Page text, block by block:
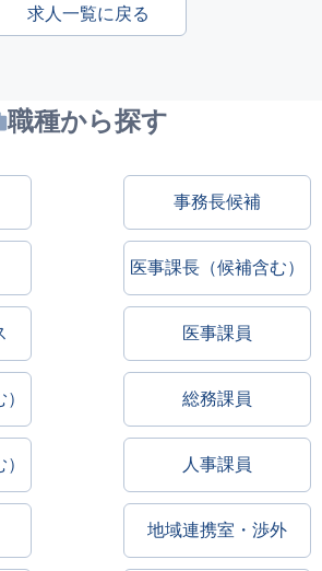
求人一覧に戻る
職種から探す
事務長候補
医事課長（候補含む）
医事課員
総務課員
人事課員
地域連携室・渉外